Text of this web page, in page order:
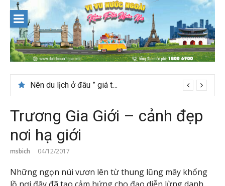
content
Nên du lịch ở đâu ” giá tốt” dịp lễ quốc khánh 2/9
Trương Gia Giới – cảnh đẹp
nơi hạ giới
msbich 04/12/2017
Những ngọn núi vươn lên từ thung lũng mây khổng